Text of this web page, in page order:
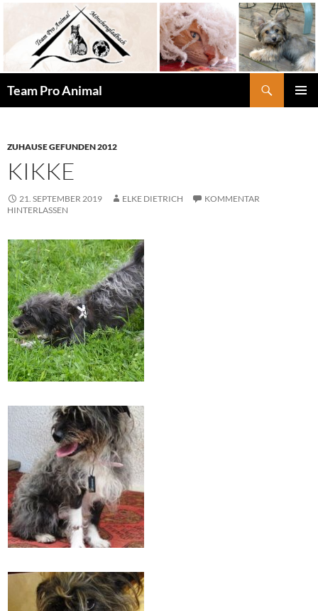
springen
Team Pro Animal
ZUHAUSE GEFUNDEN 2012
KIKKE
21. SEPTEMBER 2019 ELKE DIETRICH
KOMMENTAR
HINTERLASSEN